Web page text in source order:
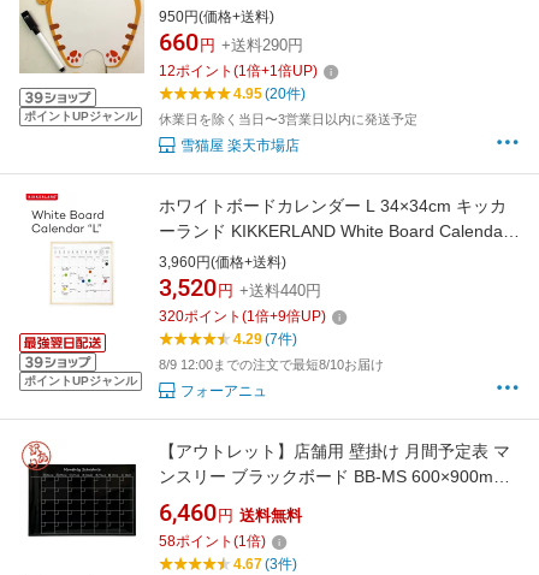
ポイントUPジャンル
ステーショナリー トラ猫 三毛猫 招き猫 マグネ
ットボード 猫雑貨 ネコグッズ ねこ キャット
950円(価格+送料)
660 円 +送料290円
12ポイント (1倍+1倍UP)
4.95(20件)
休業日を除く当日〜3営業日以内に発送予定
雪猫屋 楽天市場店
ポイントUPジャンル
ホワイトボードカレンダー L 34×34cm キッカ
ーランド KIKKERLAND White Board Calendar
L マンスリーホワイトボード マンスリープラン
ナー スケジュールボード カレンダー 月間 おし
ゃれ 壁掛け
3,960円(価格+送料)
3,520 円 +送料440円
320ポイント (1倍+9倍UP)
4.29(7件)
8/9 12:00までの注文で最短8/10お届け
フォーアニュ
【アウトレット】店舗用 壁掛け 月間予定表 マ
ンスリー ブラックボード BB-MS 600×900mm
アルミフレーム おしゃれ 手作り スケジュール
マグネット可 ポスカ マーカー セット
6,460 円 送料無料
58ポイント (1倍)
4.67(3件)